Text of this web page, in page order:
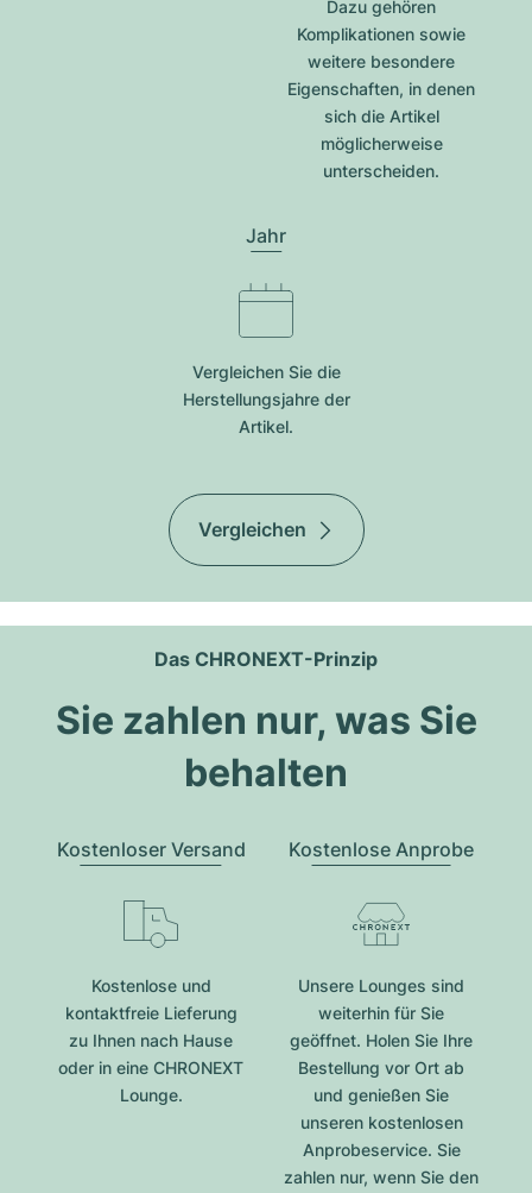
Dazu gehören
Komplikationen sowie
weitere besondere
Eigenschaften, in denen
sich die Artikel
möglicherweise
unterscheiden.
Jahr
Vergleichen Sie die
Herstellungsjahre der
Artikel.
Vergleichen
Das CHRONEXT-Prinzip
Sie zahlen nur, was Sie
behalten
Kostenloser Versand
Kostenlose und
kontaktfreie Lieferung
zu Ihnen nach Hause
oder in eine CHRONEXT
Lounge.
Kostenlose Anprobe
Unsere Lounges sind
weiterhin für Sie
geöffnet. Holen Sie Ihre
Bestellung vor Ort ab
und genießen Sie
unseren kostenlosen
Anprobeservice. Sie
zahlen nur, wenn Sie den